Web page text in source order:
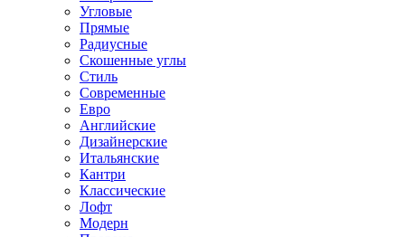
Угловые
Прямые
Радиусные
Скошенные углы
Стиль
Современные
Евро
Английские
Дизайнерские
Итальянские
Кантри
Классические
Лофт
Модерн